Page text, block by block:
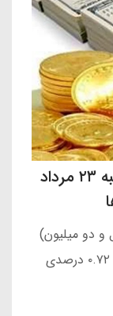
قیمت طلا ، سکه و ارز امروز سه‌شنبه ۲۳ مرداد
امامی به ۴۲,۰۰۰,۰۰۰ (چهل و دو میلیون)
تومان رسید که نسبت به روز قبل ، کاهش ۰.۷۲ درصدی